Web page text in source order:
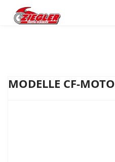
MODELLE CF-MOTO